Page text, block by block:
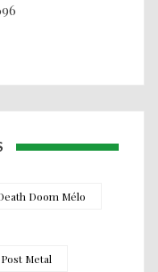
Doom Mélo
Post Metal